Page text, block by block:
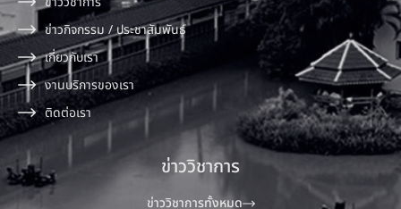
ข่าวกิจกรรม / ประชาสัมพันธ์
เกี่ยวกับเรา
งานบริการของเรา
ติดต่อเรา
ข่าววิชาการ
ข่าววิชาการทั้งหมด